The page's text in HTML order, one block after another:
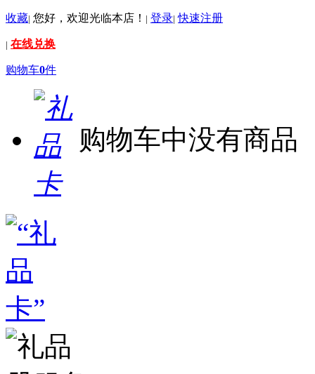
收藏| 您好，欢迎光临本店！ | 登录| 快速注册
| 在线兑换
购物车0件
购物车中没有商品